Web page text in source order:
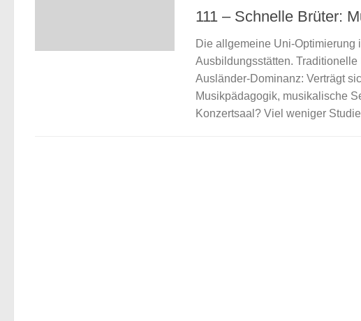
111 – Schnelle Brüter:
Die allgemeine Uni-Optimierung
Ausbildungsstätten.
Ausländer-Dominanz: Verträgt
Musikpädagogik, musikalische
Konzertsaal? Viel weniger